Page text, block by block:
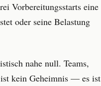
Vorbereitungsstarts eine
oder seine Belastung
nahe null. Teams,
kein Geheimnis — es ist